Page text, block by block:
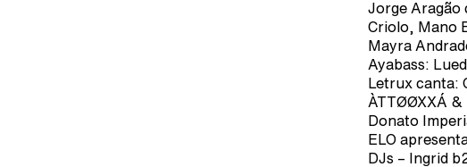
Jorge Aragão
Criolo, Mano
Mayra
Ayabass:
Letrux canta:
ÀTTØØXXÁ &
Donato
ELO
DJs – Ingrid